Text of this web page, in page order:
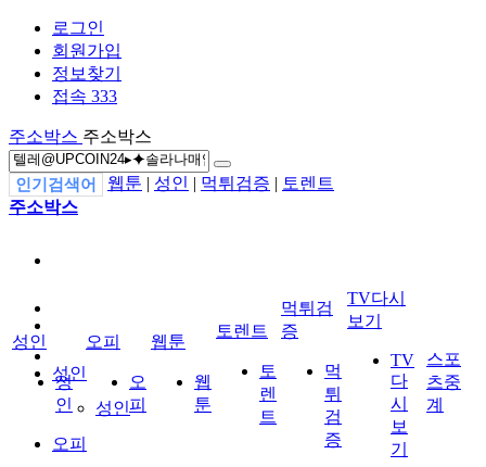
로그인
회원가입
정보찾기
접속 333
주소박스 주소박스
인기검색어 웹툰 | 성인 | 먹튀검증 | 토렌트
주소박스
성인
성인
오피
성인
성
인
오피
오
피
웹툰
웹
툰
토렌트
토
렌
트
먹튀검
증
먹
튀
검
증
TV다시
보기
TV
다
시
보
기
스포
츠중
계